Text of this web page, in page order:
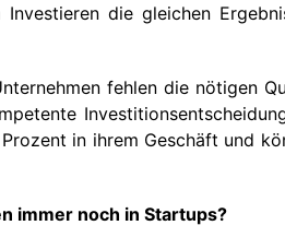
die gleichen
fehlen die nötigen
in ihrem Geschäft und
immer noch in Startups?